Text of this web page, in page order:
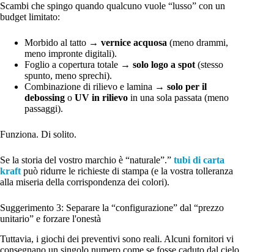
Scambi che spingo quando qualcuno vuole “lusso” con un
budget limitato:
Morbido al tatto → vernice acquosa (meno drammi,
meno impronte digitali).
Foglio a copertura totale → solo logo a spot (stesso
spunto, meno sprechi).
Combinazione di rilievo e lamina → solo per il
debossing o UV in rilievo in una sola passata (meno
passaggi).
Funziona. Di solito.
Se la storia del vostro marchio è “naturale”.” tubi di carta
kraft può ridurre le richieste di stampa (e la vostra tolleranza
alla miseria della corrispondenza dei colori).
Suggerimento 3: Separare la “configurazione” dal “prezzo
unitario” e forzare l'onestà
Tuttavia, i giochi dei preventivi sono reali. Alcuni fornitori vi